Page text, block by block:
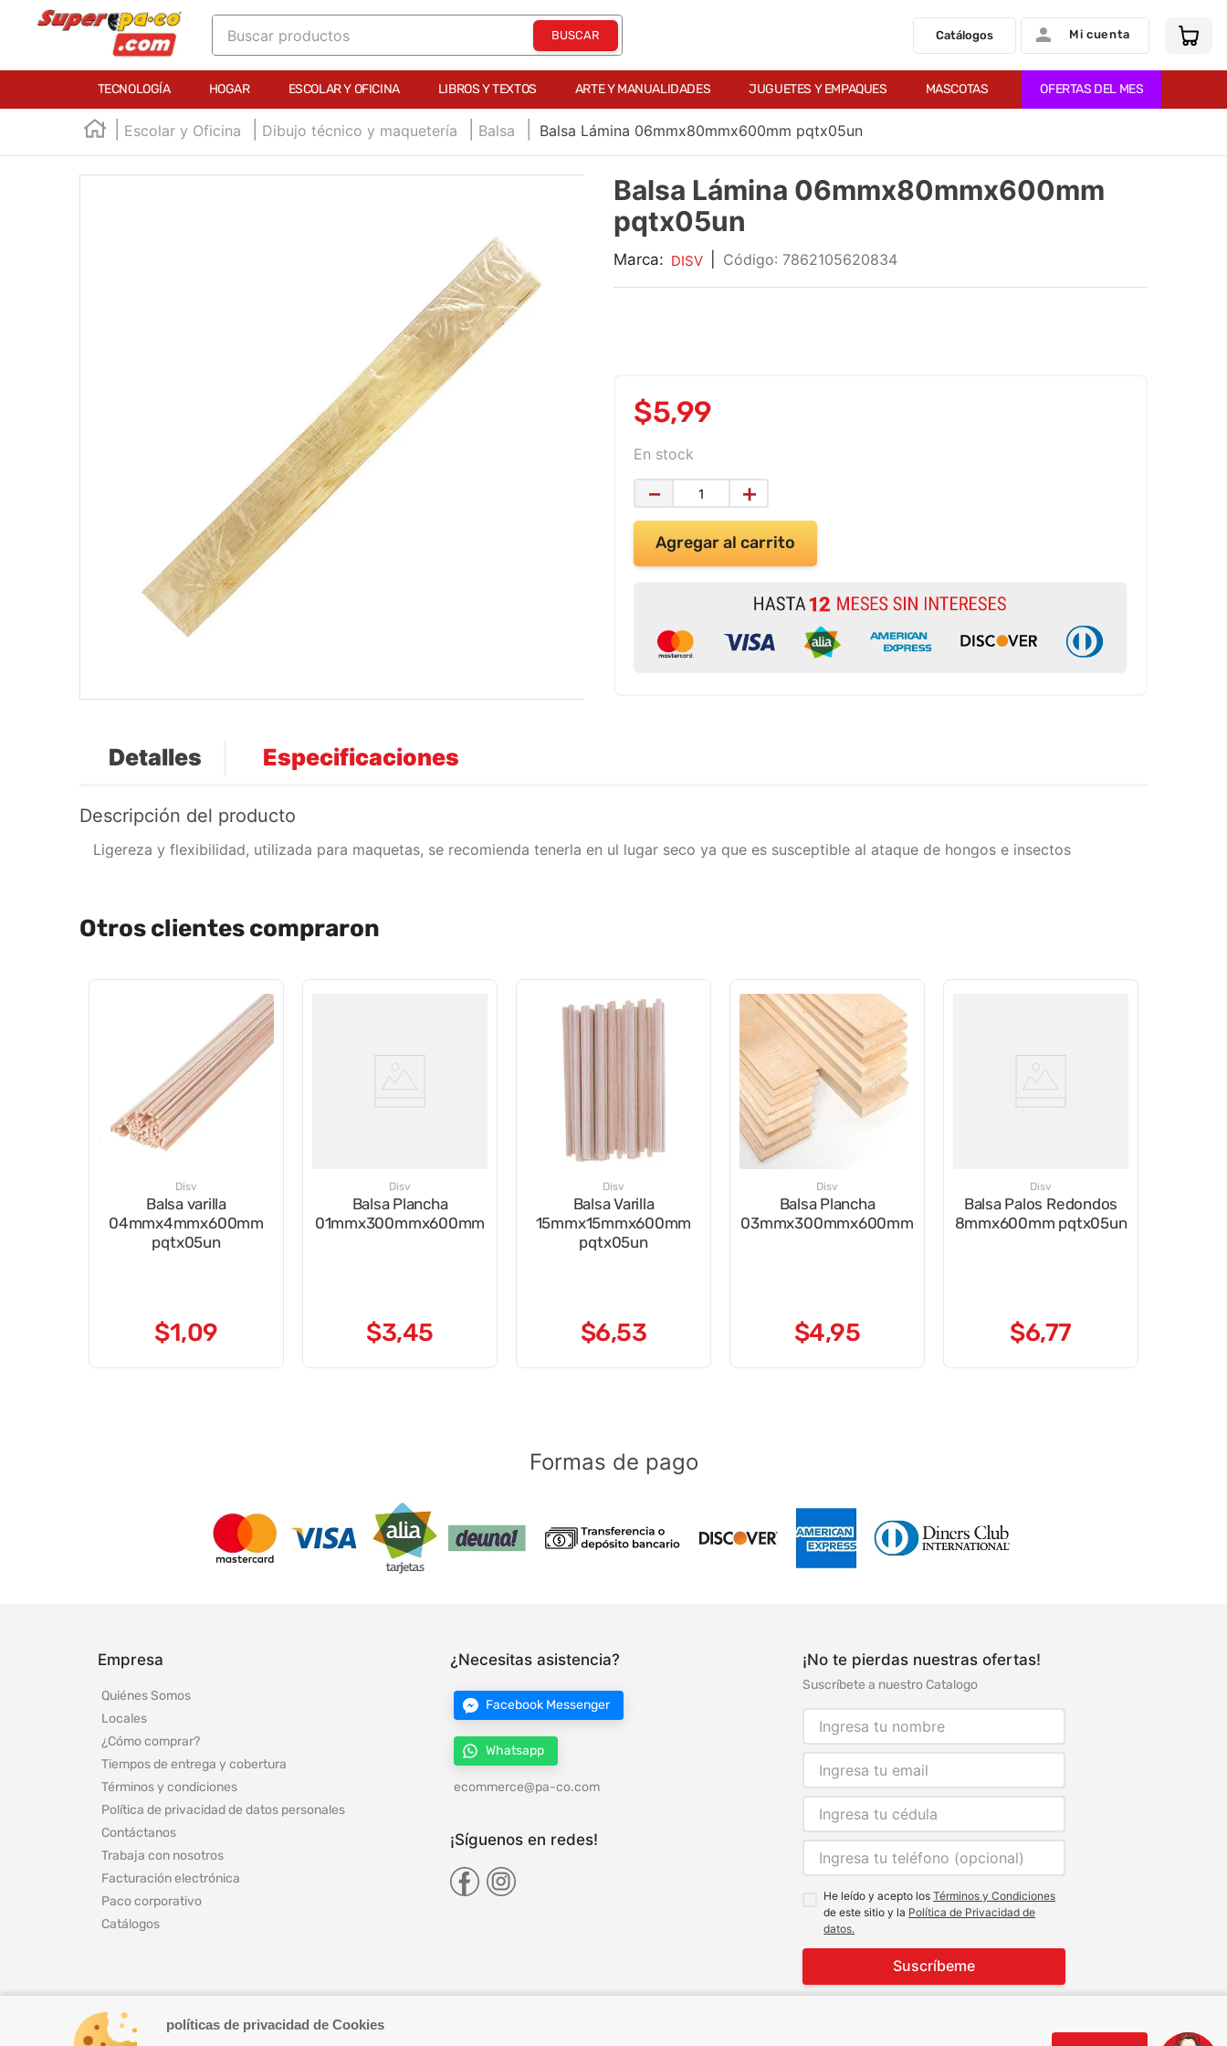
Buscar productos
Catálogos Mi cuenta
TECNOLOGÍA HOGAR ESCOLAR Y OFICINA LIBROS Y TEXTOS ARTE Y MANUALIDADES JUGUETES Y EMPAQUES MASCOTAS OFERTAS DEL MES
políticas de privacidad de Cookies
Escolar y Oficina Dibujo técnico y maquetería Balsa Balsa Lámina 06mmx80mmx600mm pqtx05un
Balsa Lámina 06mmx80mmx600mm
pqtx05un
Marca: DISV : 7862105620834
$5,99
En stock
＋
－
Agregar al carrito
Detalles Especificaciones
Descripción del producto
Ligereza y flexibilidad, utilizada para maquetas, se recomienda tenerla en ul lugar seco ya que es susceptible al ataque de hongos e insectos
Otros clientes compraron
Disv
Balsa varilla
04mmx4mmx600mm
pqtx05un
$1,09
Disv
Balsa Plancha
01mmx300mmx600mm
$3,45
Disv
Balsa Varilla
15mmx15mmx600mm
pqtx05un
$6,53
Disv
Balsa Plancha
03mmx300mmx600mm
$4,95
Disv
Balsa Palos Redondos
8mmx600mm pqtx05un
$6,77
Formas de pago
Empresa
Quiénes Somos
Locales
¿Cómo comprar?
Tiempos de entrega y cobertura
Términos y condiciones
Política de privacidad de datos personales
Contáctanos
Trabaja con nosotros
Facturación electrónica
Paco corporativo
Catálogos
¿Necesitas asistencia?
Facebook Messenger
Whatsapp
ecommerce@pa-co.com
¡Síguenos en redes!
¡No te pierdas nuestras ofertas!
Suscríbete a nuestro Catalogo
He leído y acepto losTérminos y Condiciones
de este sitio y la Política de Privacidad de
datos.
Suscríbeme
TÉRMINOS MÁS BUSCADOS
2.
marcador e300